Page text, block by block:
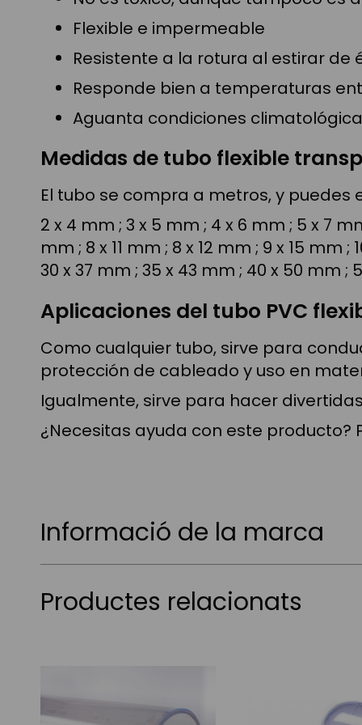
Flexible e impermeable
Resistente a la rotura al estirar
Responde bien a temperaturas
Aguanta condiciones
Medidas de tubo flexible
El tubo se compra a metros, y
2 x 4 mm ; 3 x 5 mm ; 4 x 6 mm ; 5 x 7
mm ; 8 x 11 mm ; 8 x 12 mm ; 9 x 15 mm ;
30 x 37 mm ; 35 x 43 mm ; 40 x 50 mm ;
Aplicaciones del tubo PVC
Como cualquier tubo, sirve para
protección de cableado y uso en
Igualmente, sirve para hacer
¿Necesitas ayuda con este
Informació de la marca
Productes relacionats